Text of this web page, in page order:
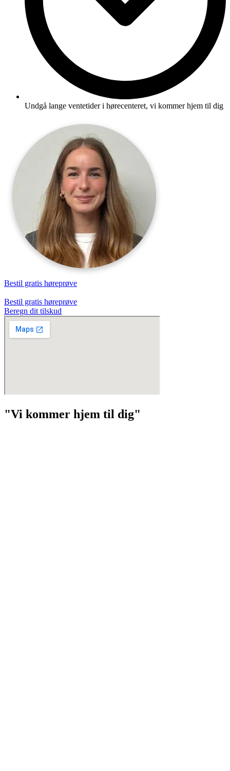
Undgå lange ventetider i hørecenteret, vi kommer hjem til dig
Bestil gratis høreprøve
Bestil gratis høreprøve
Beregn dit tilskud
"Vi kommer hjem til dig"